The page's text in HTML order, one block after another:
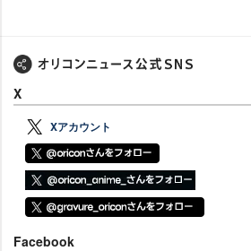
X
Xアカウント
Facebook